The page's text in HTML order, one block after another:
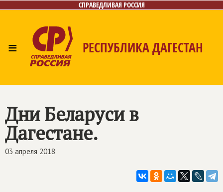
СПРАВЕДЛИВАЯ РОССИЯ
≡ РЕСПУБЛИКА ДАГЕСТАН
Дни Беларуси в
Дагестане.
03 апреля 2018